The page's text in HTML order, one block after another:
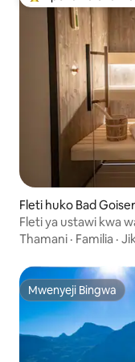
Fleti huko Bad
Fleti ya ustawi kwa
nyuzi 180
Thamani · Familia ·
Mwenyeji Bingwa
Mwenyeji Bingwa